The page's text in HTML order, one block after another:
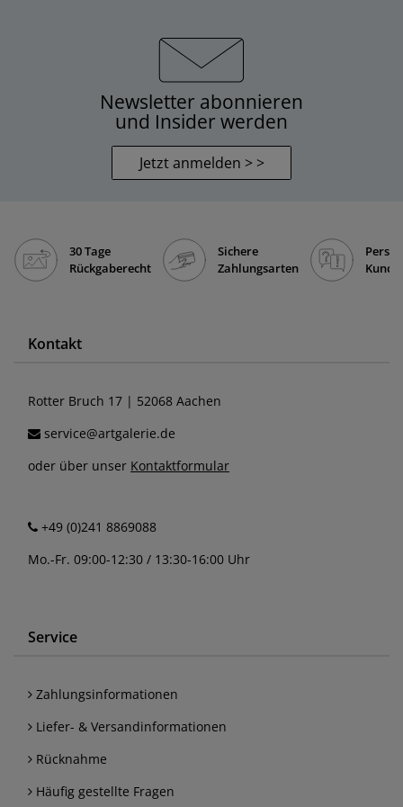
Newsletter abonnieren
und Insider werden
Jetzt anmelden > >
30 Tage
Rückgaberecht
Sichere
Zahlungsarten
Kontakt
Rotter Bruch 17 | 52068 Aachen
service@artgalerie.de
oder über unser Kontaktformular
+49 (0)241 8869088
Mo.-Fr. 09:00-12:30 / 13:30-16:00 Uhr
Service
Zahlungsinformationen
Liefer- & Versandinformationen
Rücknahme
Häufig gestellte Fragen